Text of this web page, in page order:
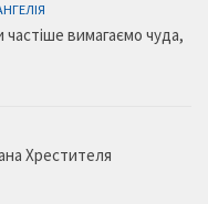
вимагаємо чуда,
Хрестителя